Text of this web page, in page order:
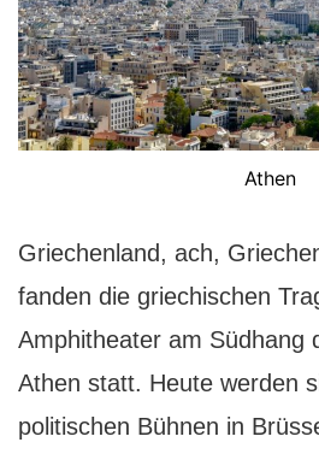
Athen
Griechenland, ach,
fanden die griechischen
Amphitheater am Südhang
Athen statt. Heute werden
politischen Bühnen in